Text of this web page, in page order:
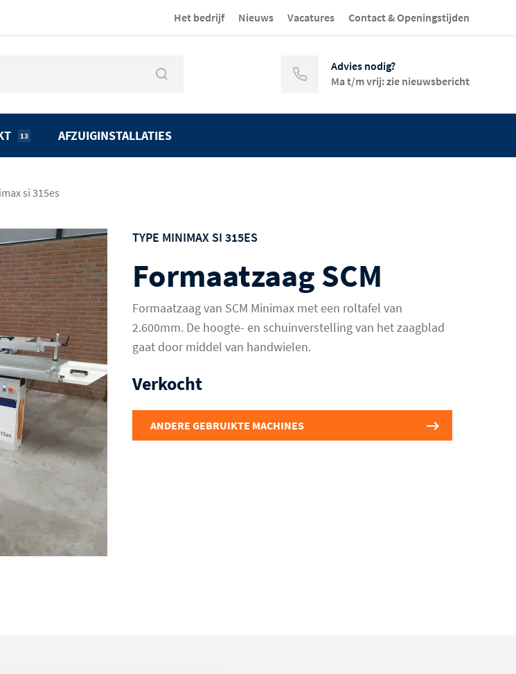
Het bedrijf Nieuws Vacatures Contact & Openingstijden
Advies nodig?
Ma t/m vrij: zie nieuwsbericht
13 AFZUIGINSTALLATIES
si 315es
TYPE MINIMAX SI 315ES
Formaatzaag SCM
Formaatzaag van SCM Minimax met een roltafel van
2.600mm. De hoogte- en schuinverstelling van het zaagblad
gaat door middel van handwielen.
Verkocht
ANDERE GEBRUIKTE MACHINES